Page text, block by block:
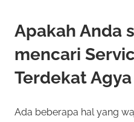
Apakah Anda
mencari
Terdekat Agya
Ada beberapa hal yang